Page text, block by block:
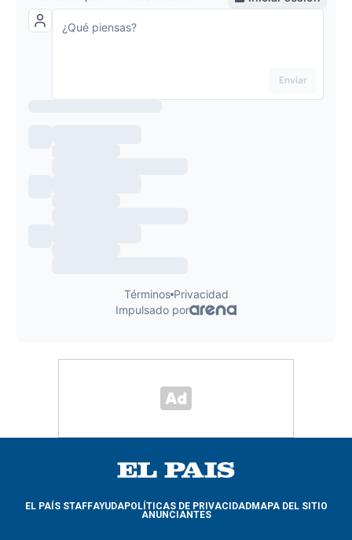
EL PAÍS STAFFAYUDAPOLÍTICAS DE PRIVACIDADMAPA DEL SITIO
ANUNCIANTES